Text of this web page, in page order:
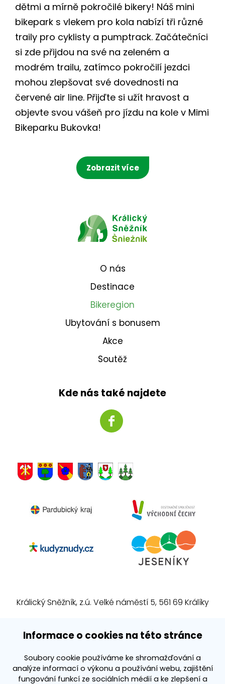
Informace o cookies na této stránce
Soubory cookie používáme ke shromažďování a
analýze informací o výkonu a používání webu, zajištění
fungování funkcí ze sociálních médií a ke zlepšení a
dětmi a mírně pokročilé bikery! Náš mini
bikepark s vlekem pro kola nabízí tři různé
traily pro cyklisty a pumptrack. Začátečníci
si zde přijdou na své na zeleném a
modrém trailu, zatímco pokročilí jezdci
mohou zlepšovat své dovednosti na
červené air line. Přijďte si užít hravost a
objevte svou vášeň pro jízdu na kole v Mimi
Bikeparku Bukovka!
Zobrazit více
O nás
Destinace
Bikeregion
Ubytování s bonusem
Akce
Soutěž
Kde nás také najdete
Králický Sněžník, z.ú. Velké náměstí 5, 561 69 Králíky
E-mail:info@kralickysneznik.net
3k platforma